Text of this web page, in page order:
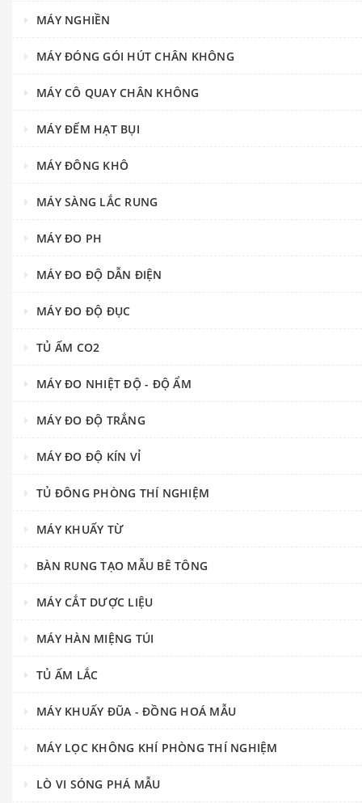
MÁY NGHIỀN
MÁY ĐÓNG GÓI HÚT CHÂN KHÔNG
MÁY CÔ QUAY CHÂN KHÔNG
MÁY ĐẾM HẠT BỤI
MÁY ĐÔNG KHÔ
MÁY SÀNG LẮC RUNG
MÁY ĐO PH
MÁY ĐO ĐỘ DẪN ĐIỆN
MÁY ĐO ĐỘ ĐỤC
TỦ ẤM CO2
MÁY ĐO NHIỆT ĐỘ - ĐỘ ẨM
MÁY ĐO ĐỘ TRẮNG
MÁY ĐO ĐỘ KÍN VỈ
TỦ ĐÔNG PHÒNG THÍ NGHIỆM
MÁY KHUẤY TỪ
BÀN RUNG TẠO MẪU BÊ TÔNG
MÁY CẮT DƯỢC LIỆU
MÁY HÀN MIỆNG TÚI
TỦ ẤM LẮC
MÁY KHUẤY ĐŨA - ĐỒNG HOÁ MẪU
MÁY LỌC KHÔNG KHÍ PHÒNG THÍ NGHIỆM
LÒ VI SÓNG PHÁ MẪU